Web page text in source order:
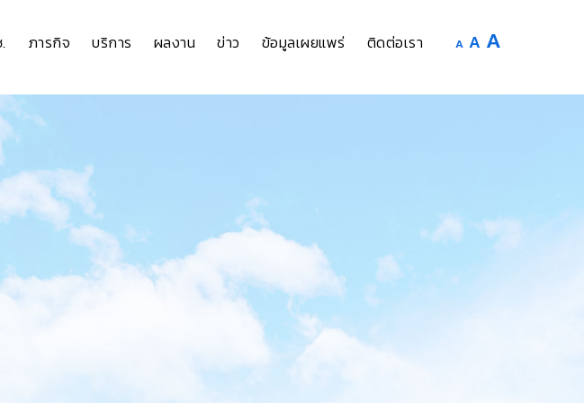
ภารกิจ บริการ ผลงาน ข่าว ข้อมูลเผยแพร่ ติดต่อเรา A Decrease
A Reset
size.
A
size.